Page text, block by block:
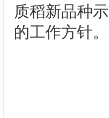
质稻新品种
的工作方针。